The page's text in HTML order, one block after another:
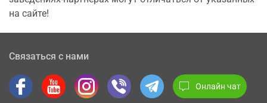
на сайте!
Связаться с нами
Онлайн чат